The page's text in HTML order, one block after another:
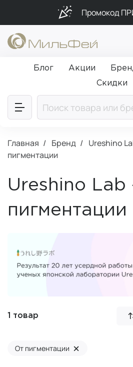
Промокод
Подарки в каждый
Бесплатная
Блог Акции
Скидки
Главная Бренд Ureshino
пигментации
Ureshino Lab
пигментации
1 товар
От пигментации ×